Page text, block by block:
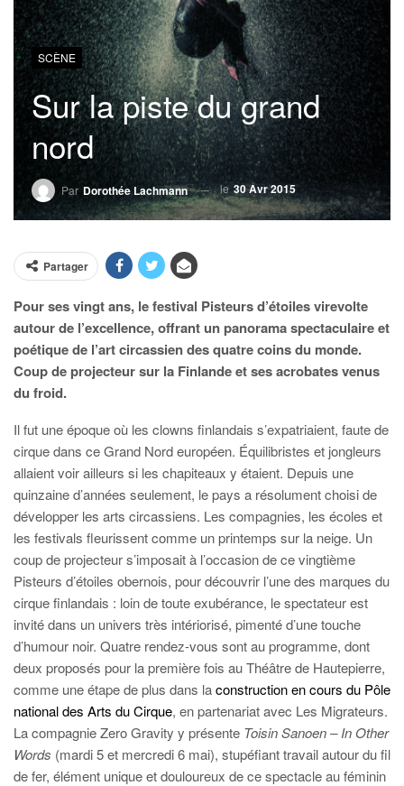
SCÈNE
Sur la piste du grand
nord
Par Dorothée Lachmann le 30 Avr 2015
Partager
Pour ses vingt ans, le festival Pisteurs d’étoiles virevolte
autour de l’excellence, offrant un panorama spectaculaire et
poétique de l’art circassien des quatre coins du monde.
Coup de projecteur sur la Finlande et ses acrobates venus
du froid.
Il fut une époque où les clowns finlandais s’expatriaient, faute de
cirque dans ce Grand Nord européen. Équilibristes et jongleurs
allaient voir ailleurs si les chapiteaux y étaient. Depuis une
quinzaine d’années seulement, le pays a résolument choisi de
développer les arts circassiens. Les compagnies, les écoles et
les festivals fleurissent comme un printemps sur la neige. Un
coup de projecteur s’imposait à l’occasion de ce vingtième
Pisteurs d’étoiles obernois, pour découvrir l’une des marques du
cirque finlandais : loin de toute exubérance, le spectateur est
invité dans un univers très intériorisé, pimenté d’une touche
d’humour noir. Quatre rendez-vous sont au programme, dont
deux proposés pour la première fois au Théâtre de Hautepierre,
comme une étape de plus dans laconstruction en cours du Pôle
national des Arts du Cirque, en partenariat avec Les Migrateurs.
La compagnie Zero Gravity y présente Toisin Sanoen – In Other
Words (mardi 5 et mercredi 6 mai), stupéfiant travail autour du fil
de fer, élément unique et douloureux de ce spectacle au féminin